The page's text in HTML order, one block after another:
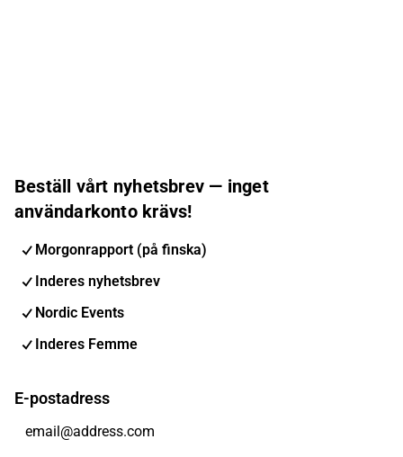
Beställ vårt nyhetsbrev — inget
användarkonto krävs!
Morgonrapport (på finska)
Inderes nyhetsbrev
Nordic Events
Inderes Femme
E-postadress